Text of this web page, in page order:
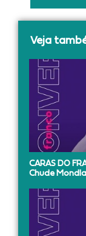
t
u
e
Veja
CARAS DO
Chude